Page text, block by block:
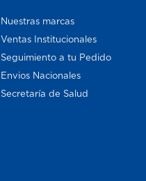
Nuestras marcas
Ventas Institucionales
Seguimiento a tu Pedido
Envios Nacionales
Secretaría de Salud